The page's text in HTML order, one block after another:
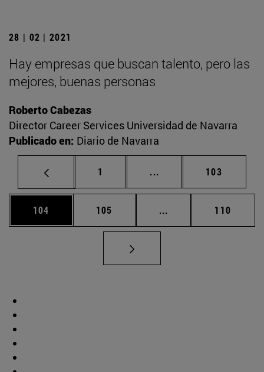
28 | 02 | 2021
Hay empresas que buscan talento, pero las
mejores, buenas personas
Roberto Cabezas
Director Career Services Universidad de Navarra
Publicado en: Diario de Navarra
Página
1 ... Páginas intermedias
Página
103
Página
104 Página
105 ... Páginas intermedias
Página
110